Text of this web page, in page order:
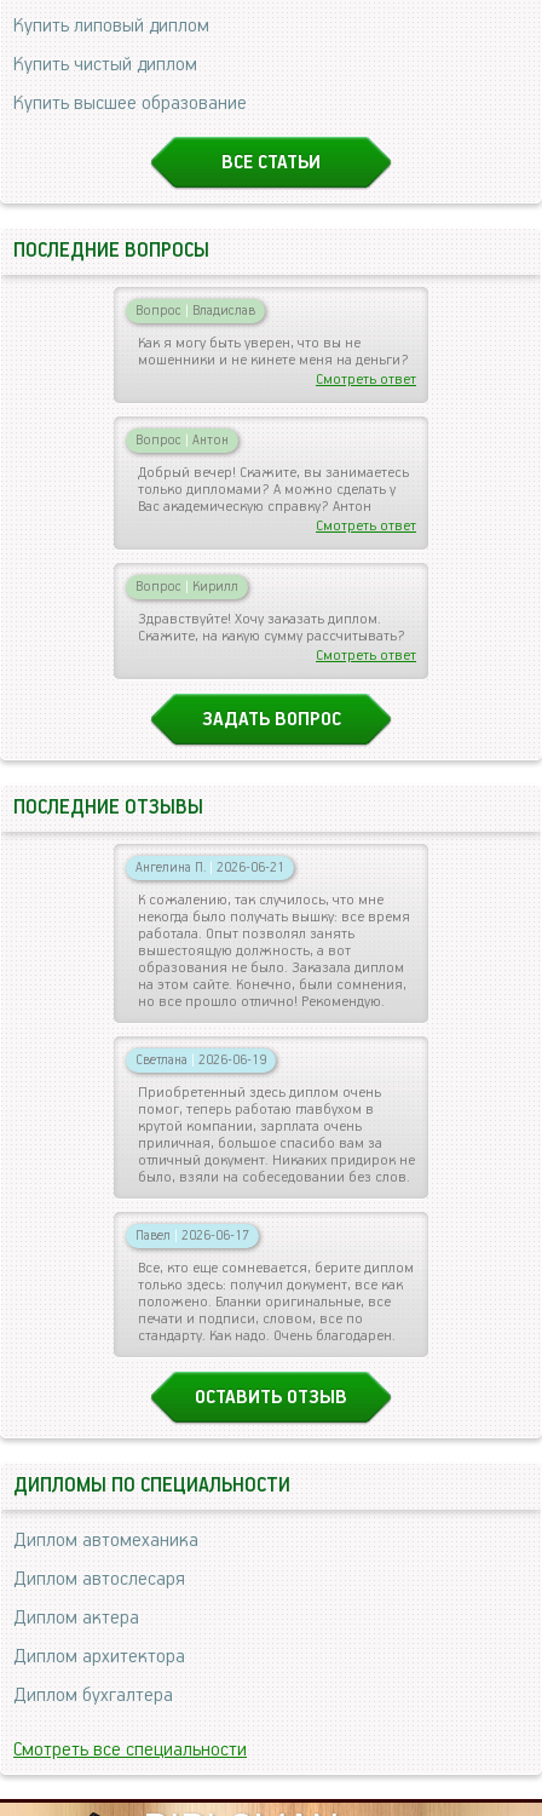
Купить липовый диплом
Купить чистый диплом
Купить высшее образование
ВСЕ СТАТЬИ
ПОСЛЕДНИЕ ВОПРОСЫ
Вопрос | Владислав
Как я могу быть уверен, что вы не
мошенники и не кинете меня на деньги?
Смотреть ответ
Вопрос | Антон
Добрый вечер! Скажите, вы занимаетесь
только дипломами? А можно сделать у
Вас академическую справку? Антон
Смотреть ответ
Вопрос | Кирилл
Здравствуйте! Хочу заказать диплом.
Скажите, на какую сумму рассчитывать?
Смотреть ответ
ЗАДАТЬ ВОПРОС
ПОСЛЕДНИЕ ОТЗЫВЫ
Ангелина П. | 2026-06-21
К сожалению, так случилось, что мне
некогда было получать вышку: все время
работала. Опыт позволял занять
вышестоящую должность, а вот
образования не было. Заказала диплом
на этом сайте. Конечно, были сомнения,
но все прошло отлично! Рекомендую.
Светлана | 2026-06-19
Приобретенный здесь диплом очень
помог, теперь работаю главбухом в
крутой компании, зарплата очень
приличная, большое спасибо вам за
отличный документ. Никаких придирок не
было, взяли на собеседовании без слов.
Павел | 2026-06-17
Все, кто еще сомневается, берите диплом
только здесь: получил документ, все как
положено. Бланки оригинальные, все
печати и подписи, словом, все по
стандарту. Как надо. Очень благодарен.
ОСТАВИТЬ ОТЗЫВ
ДИПЛОМЫ ПО СПЕЦИАЛЬНОСТИ
Диплом автомеханика
Диплом автослесаря
Диплом актера
Диплом архитектора
Диплом бухгалтера
Смотреть все специальности